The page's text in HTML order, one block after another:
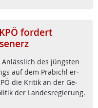
fordert
des jüngs­ten
auf dem Prä­bichl er­
die Kri­tik an der Ge­
der Lan­des­re­gie­rung.